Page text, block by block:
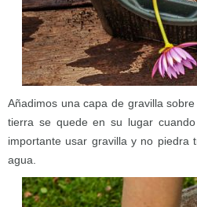
Añadimos una capa de gravilla
tierra se quede en su lugar
importante usar gravilla y no piedra
agua.